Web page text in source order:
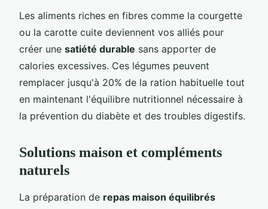
Les aliments riches en fibres comme la courgette
ou la carotte cuite deviennent vos alliés pour
créer une satiété durable sans apporter de
calories excessives. Ces légumes peuvent
remplacer jusqu'à 20% de la ration habituelle tout
en maintenant l'équilibre nutritionnel nécessaire à
la prévention du diabète et des troubles digestifs.
Solutions maison et compléments
naturels
La préparation de repas maison équilibrés